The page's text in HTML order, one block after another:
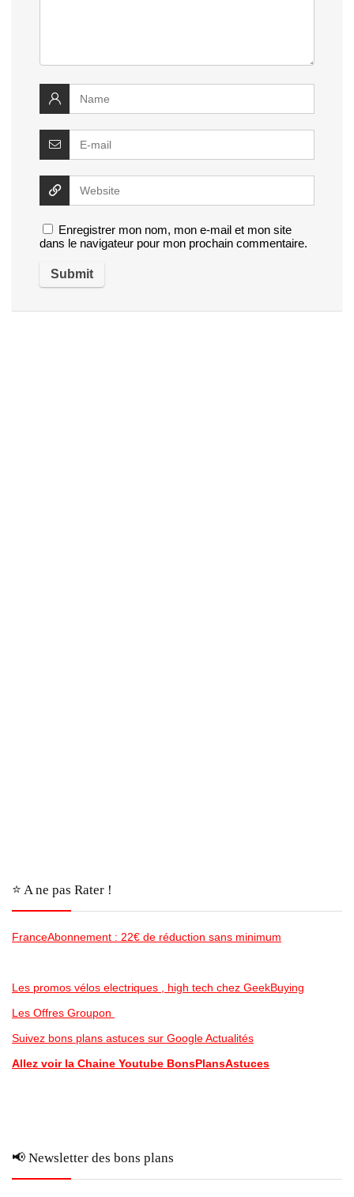
Enregistrer mon nom, mon e-mail et mon site
dans le navigateur pour mon prochain commentaire.
⭐️ A ne pas Rater !
FranceAbonnement : 22€ de réduction sans minimum
Les promos vélos electriques , high tech chez GeekBuying
Les Offres Groupon
Suivez bons plans astuces sur Google Actualités
Allez voir la Chaine Youtube BonsPlansAstuces
📢 Newsletter des bons plans